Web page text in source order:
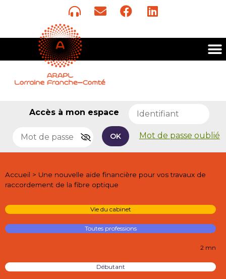
Accès à mon espace
OK Mot de passe oublié
Accueil > Une nouvelle aide financière pour vos travaux de
raccordement de la fibre optique
Vie du cabinet
Toutes professions
2 mn
Débutant